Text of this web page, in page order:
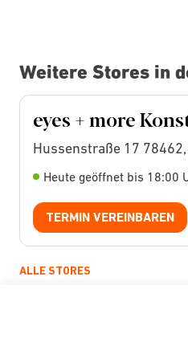
Weitere Stores in
eyes + more
Hussenstraße 17
Heute geöffnet bis 18:00
TERMIN VEREINBAREN
ALLE STORES